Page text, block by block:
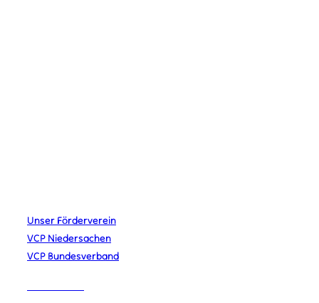
Unser Förderverein
VCP Niedersachen
VCP Bundesverband